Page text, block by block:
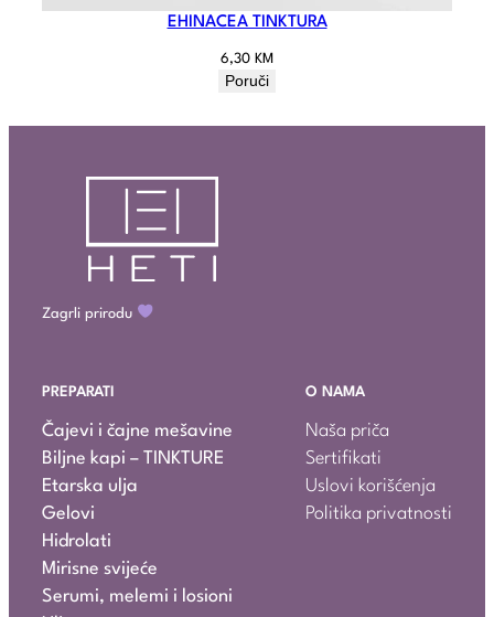
EHINACEA TINKTURA
6,30 KM
Poruči
Zagrli prirodu
PREPARATI
Čajevi i čajne mešavine
Biljne kapi – TINKTURE
Etarska ulja
Gelovi
Hidrolati
Mirisne svijeće
Serumi, melemi i losioni
O NAMA
Naša priča
Sertifikati
Uslovi korišćenja
Politika privatnosti